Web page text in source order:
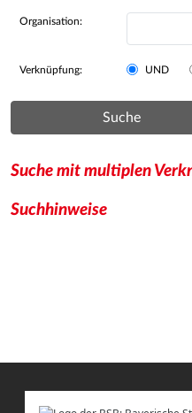
Organisation:
Verknüpfung: UND
Suche
Suche mit multiplen
Suchhinweise